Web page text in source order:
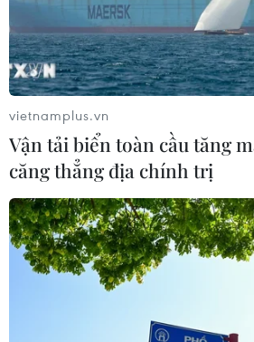
Loạt smartphone được
trường Việt trong năm
28/01/2020 00:20
Năm 2019 là cuộc chạy đua gay
với nhiếp ảnh di động và cấu
người dùng Việt kỳ vọng đón
vietnamplus.vn
Vận tải biển toàn cầu tăng
căng thẳng địa chính trị